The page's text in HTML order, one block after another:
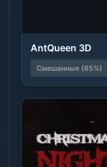
AntQueen 3D
Смешанные (65%)